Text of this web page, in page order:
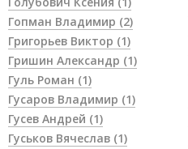
Гопман Владимир (2)
Григорьев Виктор (1)
Гришин Александр (1)
Гуль Роман (1)
Гусаров Владимир (1)
Гусев Андрей (1)
Гуськов Вячеслав (1)